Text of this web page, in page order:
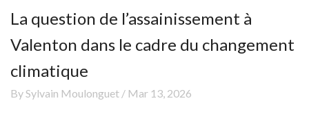
La question de l’assainissement à
Valenton dans le cadre du changement
climatique
By Sylvain Moulonguet / Mar 13, 2026